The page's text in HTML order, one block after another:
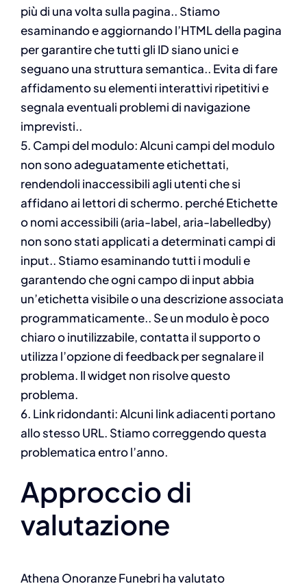
più di una volta sulla pagina.. Stiamo
esaminando e aggiornando l’HTML della pagina
per garantire che tutti gli ID siano unici e
seguano una struttura semantica.. Evita di fare
affidamento su elementi interattivi ripetitivi e
segnala eventuali problemi di navigazione
imprevisti..
5. Campi del modulo: Alcuni campi del modulo
non sono adeguatamente etichettati,
rendendoli inaccessibili agli utenti che si
affidano ai lettori di schermo. perché Etichette
o nomi accessibili (aria-label, aria-labelledby)
non sono stati applicati a determinati campi di
input.. Stiamo esaminando tutti i moduli e
garantendo che ogni campo di input abbia
un’etichetta visibile o una descrizione associata
programmaticamente.. Se un modulo è poco
chiaro o inutilizzabile, contatta il supporto o
utilizza l’opzione di feedback per segnalare il
problema. Il widget non risolve questo
problema.
6. Link ridondanti: Alcuni link adiacenti portano
allo stesso URL. Stiamo correggendo questa
problematica entro l’anno.
Approccio di
valutazione
Athena Onoranze Funebri ha valutato